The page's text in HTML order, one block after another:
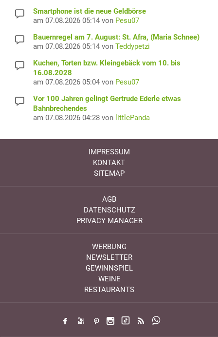
Smartphone ist die neue Geldbörse
am 07.08.2026 05:14 von Pesu07
Bauernregel am 7. August: St. Afra, (Maria Schnee)
am 07.08.2026 05:14 von Teddypetzi
Kuchen, Torten bzw. Kleingebäck vom 10. bis
16.08.2028
am 07.08.2026 05:04 von Pesu07
Vor 100 Jahren gelingt Gertrude Ederle etwas
Bahnbrechendes
am 07.08.2026 04:28 von littlePanda
IMPRESSUM
KONTAKT
SITEMAP
AGB
DATENSCHUTZ
PRIVACY MANAGER
WERBUNG
NEWSLETTER
GEWINNSPIEL
WEINE
RESTAURANTS